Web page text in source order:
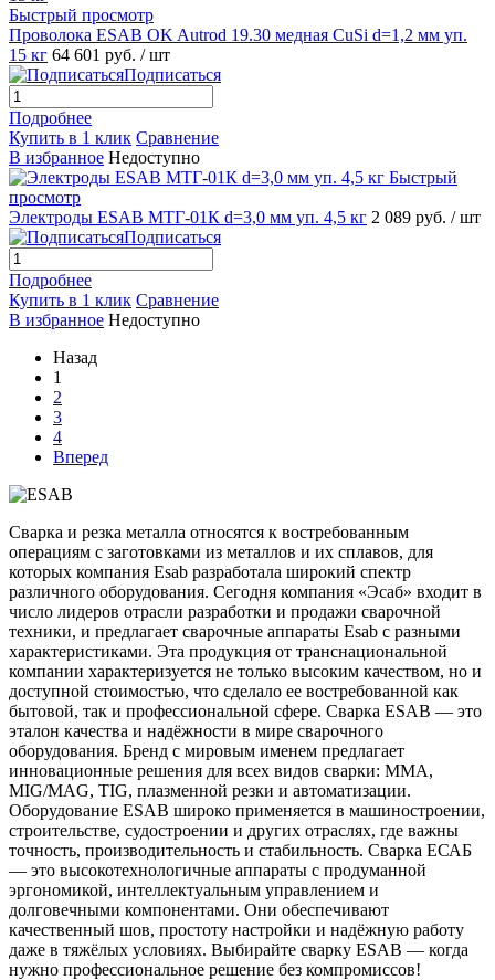
Быстрый просмотр
Проволока ESAB OK Autrod 19.30 медная CuSi d=1,2 мм уп.
15 кг 64 601 руб. / шт
Подписаться
Подробнее
Купить в 1 клик Сравнение
В избранное Недоступно
Быстрый
просмотр
Электроды ESAB МТГ-01К d=3,0 мм уп. 4,5 кг 2 089 руб. / шт
Подписаться
Подробнее
Купить в 1 клик Сравнение
В избранное Недоступно
Назад
1
2
3
4
Вперед
Сварка и резка металла относятся к востребованным
операциям с заготовками из металлов и их сплавов, для
которых компания Esab разработала широкий спектр
различного оборудования. Сегодня компания «Эсаб» входит в
число лидеров отрасли разработки и продажи сварочной
техники, и предлагает сварочные аппараты Esab с разными
характеристиками. Эта продукция от транснациональной
компании характеризуется не только высоким качеством, но и
доступной стоимостью, что сделало ее востребованной как
бытовой, так и профессиональной сфере. Сварка ESAB — это
эталон качества и надёжности в мире сварочного
оборудования. Бренд с мировым именем предлагает
инновационные решения для всех видов сварки: MMA,
MIG/MAG, TIG, плазменной резки и автоматизации.
Оборудование ESAB широко применяется в машиностроении,
строительстве, судостроении и других отраслях, где важны
точность, производительность и стабильность. Сварка ЕСАБ
— это высокотехнологичные аппараты с продуманной
эргономикой, интеллектуальным управлением и
долговечными компонентами. Они обеспечивают
качественный шов, простоту настройки и надёжную работу
даже в тяжёлых условиях. Выбирайте сварку ESAB — когда
нужно профессиональное решение без компромиссов!